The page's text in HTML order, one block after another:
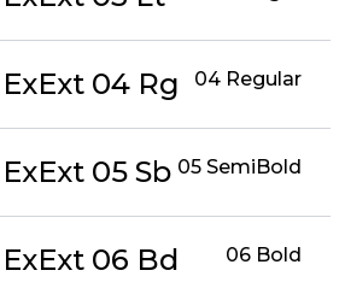
04 Rg 04 Regular
05 Sb 05 SemiBold
06 Bd 06 Bold